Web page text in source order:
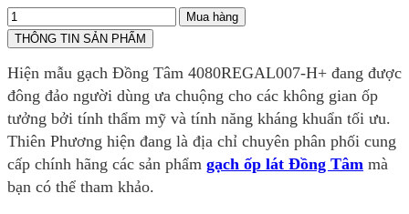
Mua hàng
THÔNG TIN SẢN PHẨM
Hiện mẫu gạch Đồng Tâm 4080REGAL007-H+ đang được
đông đảo người dùng ưa chuộng cho các không gian ốp
tưởng bởi tính thẩm mỹ và tính năng kháng khuẩn tối ưu.
Thiên Phương hiện đang là địa chỉ chuyên phân phối cung
cấp chính hãng các sản phẩm gạch ốp lát Đồng Tâm mà
bạn có thể tham khảo.